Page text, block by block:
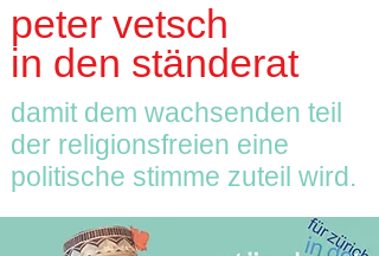
peter vetsch
in den ständerat
damit dem wachsenden teil
der religionsfreien eine
politische stimme zuteil wird.